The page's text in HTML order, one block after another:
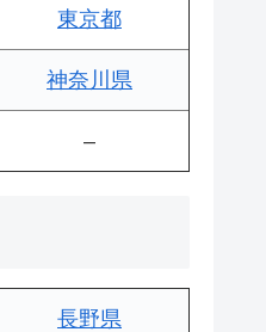
東京都
神奈川県
–
長野県